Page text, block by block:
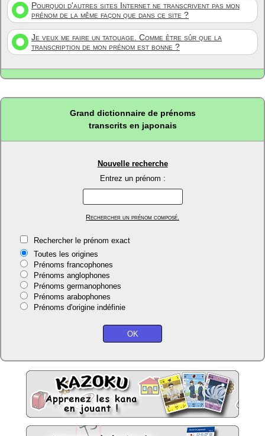
Pourquoi d'autres sites Internet ne transcrivent pas mon
prénom de la même façon que dans ce site ?
Je veux me faire un tatouage. Comme être sûr que la
transcription de mon prénom est bonne ?
Grand dictionnaire de prénoms
transcrits en japonais
Nouvelle recherche
Entrez un prénom :
Rechercher un prénom composé.
Rechercher le prénom exact
Toutes les origines
Prénoms francophones
Prénoms anglophones
Prénoms germanophones
Prénoms arabophones
Prénoms d'origine indéfinie